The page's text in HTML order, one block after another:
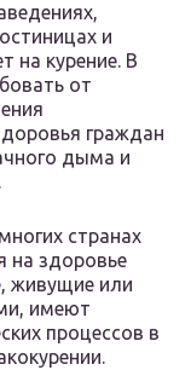
и
на курение. В
от
граждан
дыма и
странах
на здоровье
живущие или
имеют
процессов в